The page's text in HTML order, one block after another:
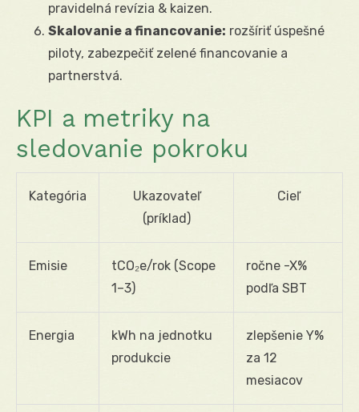
pravidelná revízia & kaizen.
Skalovanie a financovanie: rozšíriť úspešné
piloty, zabezpečiť zelené financovanie a
partnerstvá.
KPI a metriky na
sledovanie pokroku
Kategória
Ukazovateľ
(príklad)
Cieľ
Emisie
tCO₂e/rok (Scope
1–3)
ročne -X%
podľa SBT
Energia
kWh na jednotku
produkcie
zlepšenie Y%
za 12
mesiacov